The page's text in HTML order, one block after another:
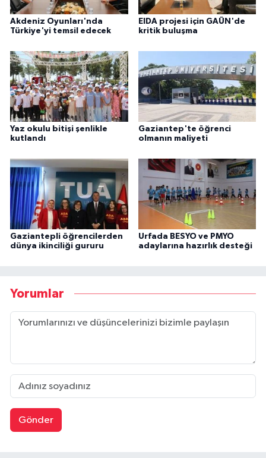
Akdeniz Oyunları'nda
Türkiye'yi temsil edecek
EIDA projesi için GAÜN'de
kritik buluşma
Yaz okulu bitişi şenlikle
kutlandı
Gaziantep'te öğrenci
olmanın maliyeti
Gaziantepli öğrencilerden
dünya ikinciliği gururu
Urfada BESYO ve PMYO
adaylarına hazırlık desteği
Yorumlar
Gönder